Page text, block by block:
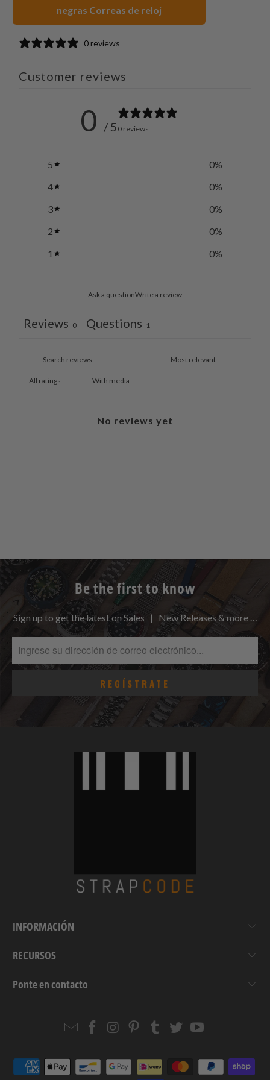
negras Correas de reloj
0 reviews
Customer reviews
0 / 5 0 reviews
5 0%
4
0%
3
0%
2
0%
1
0%
Ask a questionWrite a review
Reviews 0 Questions 1
With media
No reviews yet
Be the first to know
Sign up to get the latest on Sales | New Releases & more …
INFORMACIÓN
RECURSOS
Ponte en contacto
EmailStrapcode
Facebook
Strapcode
Instagram
Strapcode
Pinterest
Strapcode
Tumblr
Strapcode
TwitterYouTube